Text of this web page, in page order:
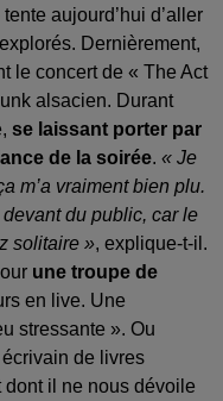
aujourd’hui d’aller
Dernièrement,
le concert de « The Act
alsacien. Durant
se laissant porter par
de la soirée. « Je
m’a vraiment bien plu.
du public, car le
solitaire », explique-t-il.
une troupe de
en live. Une
stressante ». Ou
de livres
il ne nous dévoile